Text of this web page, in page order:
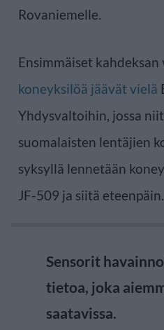
Rovaniemelle.
Ensimmäiset
koneyksilöä jäävät vielä
Yhdysvaltoihin, jossa
suomalaisten lentäjien
syksyllä lennetään
JF-509 ja siitä eteenpäin.
Sensorit
tietoa, joka
saatavissa.